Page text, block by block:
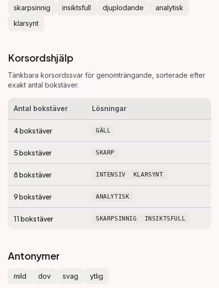
skarpsinnig insiktsfull djuplodande
analytisk
klarsynt
Korsordshjälp
Tänkbara korsordssvar för genomträngande , sorterade efter
exakt antal bokstäver.
Antal bokstäver Lösningar
4bokstäver GÄLL
5bokstäver SKARP
8bokstäver INTENSIV KLARSYNT
9bokstäver ANALYTISK
11 bokstäver SKARPSINNIG INSIKTSFULL
Antonymer
mild dov svag ytlig